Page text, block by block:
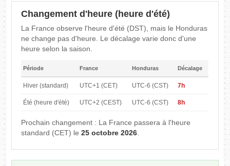
Changement d'heure (heure d'été)
La France observe l'heure d'été (DST), mais le Honduras
ne change pas d'heure. Le décalage varie donc d'une
heure selon la saison.
Période France Honduras Décalage
Hiver (standard) UTC+1 (CET) UTC-6 (CST) 7h
Été (heure d'été) UTC+2 (CEST) UTC-6 (CST) 8h
Prochain changement : La France passera à l'heure
standard (CET) le25 octobre 2026.